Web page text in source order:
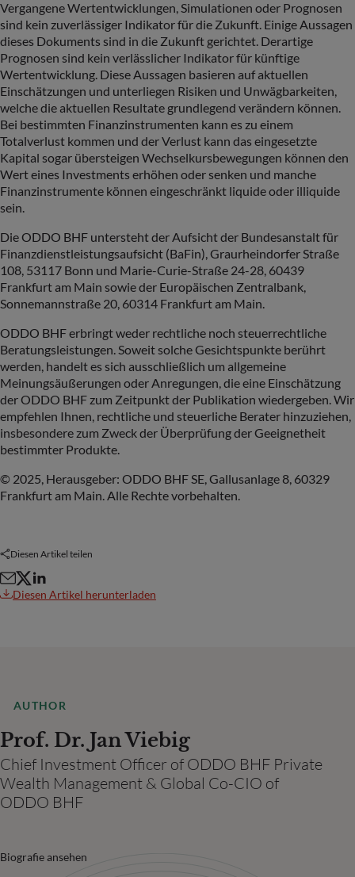
Vergangene Wertentwicklungen, Simulationen oder Prognosen
sind kein zuverlässiger Indikator für die Zukunft. Einige Aussagen
dieses Dokuments sind in die Zukunft gerichtet. Derartige
Prognosen sind kein verlässlicher Indikator für künftige
Wertentwicklung. Diese Aussagen basieren auf aktuellen
Einschätzungen und unterliegen Risiken und Unwägbarkeiten,
welche die aktuellen Resultate grundlegend verändern können.
Bei bestimmten Finanzinstrumenten kann es zu einem
Totalverlust kommen und der Verlust kann das eingesetzte
Kapital sogar übersteigen Wechselkursbewegungen können den
Wert eines Investments erhöhen oder senken und manche
Finanzinstrumente können eingeschränkt liquide oder illiquide
sein.
Die ODDO BHF untersteht der Aufsicht der Bundesanstalt für
Finanzdienstleistungsaufsicht (BaFin), Graurheindorfer Straße
108, 53117 Bonn und Marie-Curie-Straße 24-28, 60439
Frankfurt am Main sowie der Europäischen Zentralbank,
Sonnemannstraße 20, 60314 Frankfurt am Main.
ODDO BHF erbringt weder rechtliche noch steuerrechtliche
Beratungsleistungen. Soweit solche Gesichtspunkte berührt
werden, handelt es sich ausschließlich um allgemeine
Meinungsäußerungen oder Anregungen, die eine Einschätzung
der ODDO BHF zum Zeitpunkt der Publikation wiedergeben. Wir
empfehlen Ihnen, rechtliche und steuerliche Berater hinzuziehen,
insbesondere zum Zweck der Überprüfung der Geeignetheit
bestimmter Produkte.
© 2025, Herausgeber: ODDO BHF SE, Gallusanlage 8, 60329
Frankfurt am Main. Alle Rechte vorbehalten.
Diesen Artikel teilen
Diesen Artikel herunterladen
AUTHOR
Prof. Dr. Jan Viebig
Chief Investment Officer of ODDO BHF Private
Wealth Management & Global Co-CIO of
ODDO BHF
Biografie ansehen